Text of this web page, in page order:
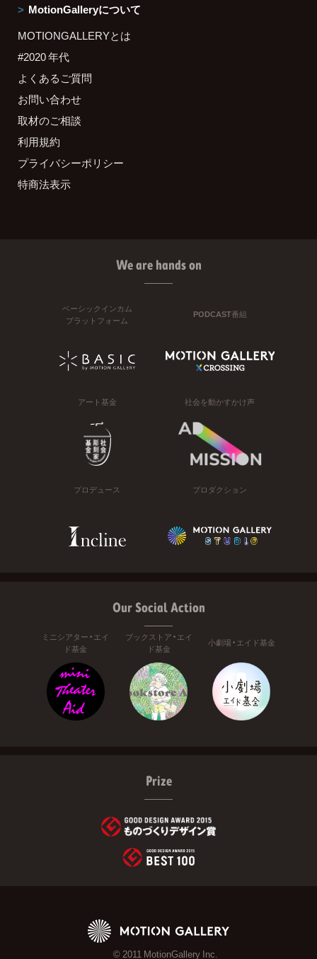
MotionGalleryについて
MOTIONGALLERYとは
#2020 年代
よくあるご質問
お問い合わせ
取材のご相談
利用規約
プライバシーポリシー
特商法表示
We are hands on
ベーシックインカム
プラットフォーム
PODCAST番組
アート基金 社会を動かすかけ声
プロデュース プロダクション
Our Social Action
ミニシアター・エイ
ド基金
ブックストア・エイ
ド基金
小劇場・エイド基金
Prize
© 2011 MotionGallery Inc.